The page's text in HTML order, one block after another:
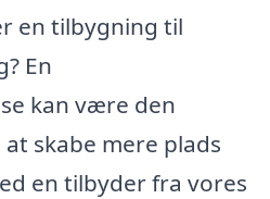
en tilbygning til
En
kan være den
skabe mere plads
en tilbyder fra vores